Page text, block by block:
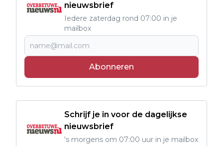
nieuwsbrief
Iedere zaterdag rond 07:00 in je
mailbox
Abonneren
Schrijf je in voor de dagelijkse
nieuwsbrief
's morgens om 07:00 uur in je mailbox